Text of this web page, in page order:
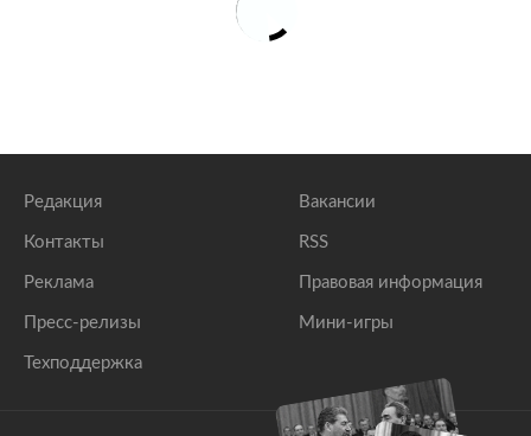
Редакция
Контакты
Реклама
Пресс-релизы
Техподдержка
Вакансии
RSS
Правовая информация
Мини-игры